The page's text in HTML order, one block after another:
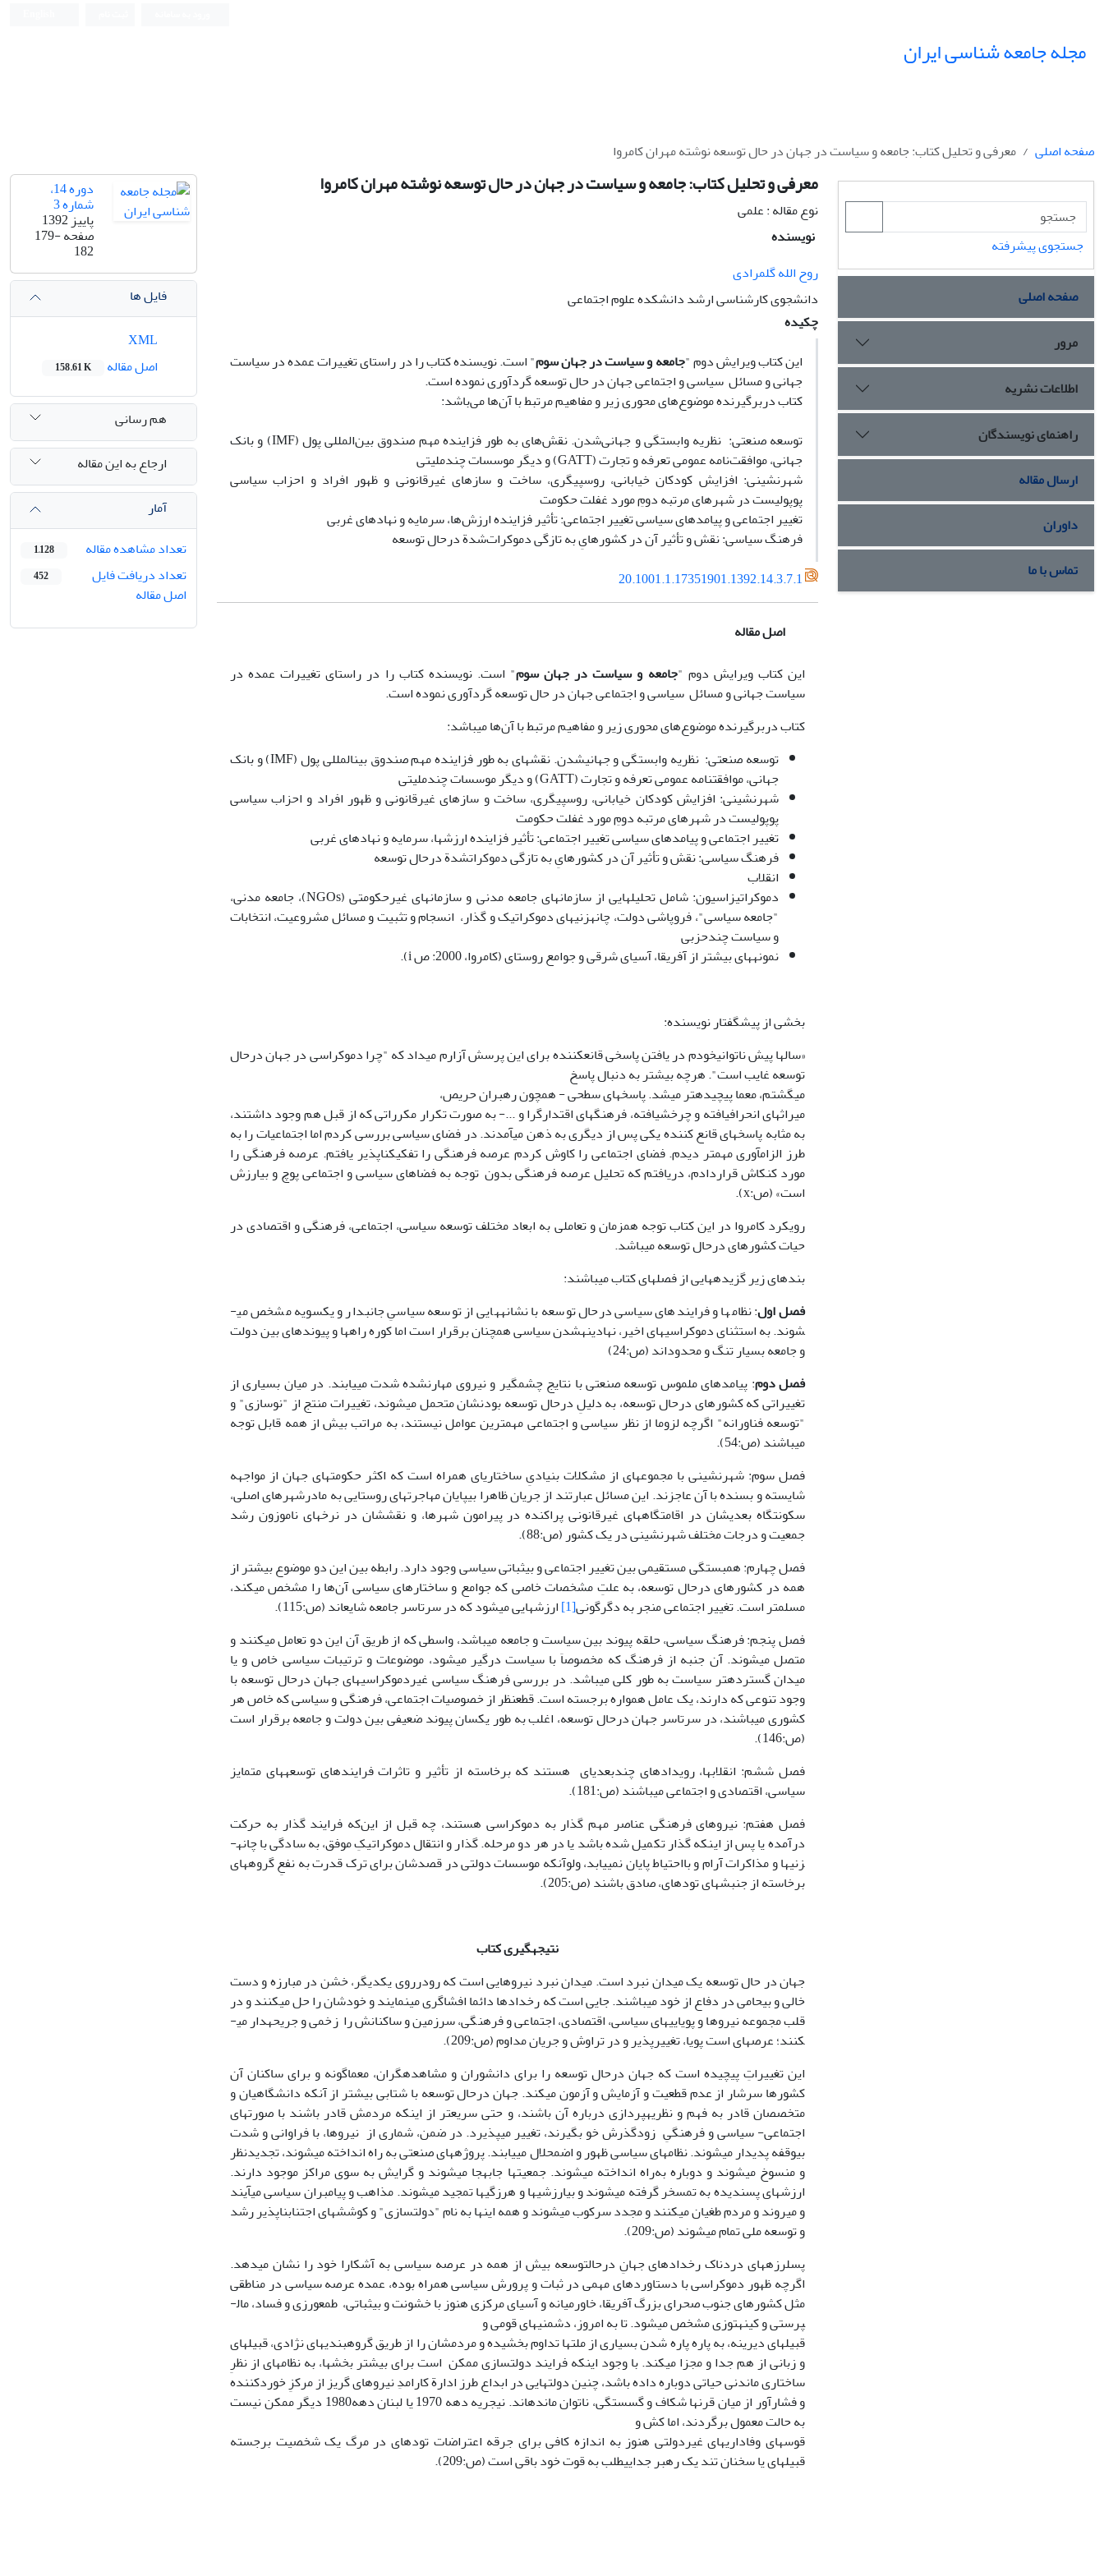
مجله جامعه شناسی ایران
صفحه اصلی معرفی و تحلیل کتاب: جامعه و سیاست در جهان در حال توسعه نوشته مهران کامروا
معرفی و تحلیل کتاب: جامعه و سیاست در جهان در حال توسعه نوشته مهران کامروا
نوع مقاله : علمی
نویسنده
روح الله گلمرادی
دانشجوی کارشناسی ارشد دانشکده علوم اجتماعی
چکیده
این کتاب ویرایش دوم "جامعه و سیاست در جهان سوم" است. نویسنده کتاب را در راستای تغییرات عمده در سیاست‌
جهانی و مسائل سیاسی و اجتماعی جهان در حال توسعه گردآوری نموده است.
کتاب دربرگیرنده موضوع‌های محوری زیر و مفاهیم مرتبط با آن‌ها می‌باشد:
توسعه صنعتی: نظریه وابستگی و جهانی‌شدن. نقش‌های به طور فزاینده مهم صندوق بین‌المللی پول (IMF) و بانک
جهانی، موافقت‌نامه عمومی تعرفه و تجارت (GATT) و دیگر موسسات چندملیتی
شهرنشینی: افزایش کودکان خیابانی، روسپیگری، ساخت و سازهای غیرقانونی و ظهور افراد و احزاب سیاسی
پوپولیست در شهرهای مرتبه دومِ مورد غفلت حکومت
تغییر اجتماعی و پیامدهای سیاسی تغییر اجتماعی: تأثیر فزاینده ارزش‌ها، سرمایه و نهادهای غربی
فرهنگ سیاسی: نقش و تأثیر آن در کشورهایِ به تازگی دموکرات‌شدة درحال توسعه
20.1001.1.17351901.1392.14.3.7.1
اصل مقاله
این کتاب ویرایش دوم "جامعه و سیاست در جهان سوم" است. نویسنده کتاب را در راستای تغییرات عمده در
سیاست­ جهانی و مسائل سیاسی و اجتماعی جهان در حال توسعه گردآوری نموده است.
کتاب دربرگیرنده موضوع‌های محوری زیر و مفاهیم مرتبط با آن‌ها می­باشد:
توسعه صنعتی: نظریه وابستگی و جهانی­شدن. نقش­های به طور فزاینده مهم صندوق بین­المللی پول (IMF) و بانک
جهانی، موافقت­نامه عمومی تعرفه و تجارت (GATT) و دیگر موسسات چندملیتی
شهرنشینی: افزایش کودکان خیابانی، روسپیگری، ساخت و سازهای غیرقانونی و ظهور افراد و احزاب سیاسی
پوپولیست در شهرهای مرتبه دومِ مورد غفلت حکومت
تغییر اجتماعی و پیامدهای سیاسی تغییر اجتماعی: تأثیر فزاینده ارزش­ها، سرمایه و نهادهای غربی
فرهنگ سیاسی: نقش و تأثیر آن در کشورهایِ به تازگی دموکرات­شدة درحال توسعه
انقلاب
دموکراتیزاسیون: شامل تحلیل­هایی از سازمان­های جامعه مدنی و سازمان­های غیرحکومتی (NGOs)، جامعه مدنی،
"جامعه سیاسی"، فروپاشی دولت، چانه­زنی­های دموکراتیک و گذار، انسجام و تثبیت و مسائل مشروعیت، انتخابات
و سیاست چندحزبی
نمونه­های بیشتر از آفریقا، آسیای شرقی و جوامع روستای (کامروا، 2000: ص i).
بخشی از پیشگفتار نویسنده:
«سال­ها پیش ناتوانی­خودم در یافتن پاسخی قانع­کننده­ برای این پرسش آزارم می­داد که "چرا دموکراسی در جهان درحال
توسعه غایب است". هرچه بیشتر به دنبال پاسخ
می­گشتم، معما پیچیده­تر می­شد. پاسخ­های سطحی - همچون رهبران حریص،
میراث­های انحراف­یافته و چرخش­یافته، فرهنگ­های اقتدارگرا و ...- به صورت تکرار مکرراتی که از قبل هم وجود داشتند،
به مثابه پاسخ­های قانع کننده یکی پس از دیگری به ذهن می­آمدند. در فضای سیاسی بررسی کردم اما اجتماعیات را به
طرز الزام­آوری مهم­تر دیدم. فضای اجتماعی را کاوش کردم عرصه فرهنگی را تفکیک­ناپذیر یافتم. عرصه فرهنگی را
مورد کنکاش قراردادم، دریافتم که تحلیل عرصه فرهنگی بدون توجه به فضاهای سیاسی و اجتماعی پوچ و بی­ارزش
است» (ص:x).
رویکرد کامروا در این کتاب توجه همزمان و تعاملی به ابعاد مختلف توسعه سیاسی، اجتماعی، فرهنگی و اقتصادی در
حیات کشورهای درحال توسعه می­باشد.­
بندهای زیر گزیده­هایی از فصل­های کتاب می­باشند:
فصل اول: نظام­ها و فرایندهای سیاسی درحال توسعه با نشانه­هایی از توسعه سیاسیِ جانب­دار و یک­­سویه مشخص می­
شوند. به استثنای دموکراسی­های اخیر، نهادینه­شدن سیاسی همچنان برقرار است اما کوره راه­­ها و پیوندهای بین دولت
و جامعه بسیار تنگ و محدوداند (ص:24)
فصل دوم: پیامدهای ملموس توسعه صنعتی با نتایج چشمگیر و نیروی مهارنشده شدت می­یابند. در میان بسیاری از
تغییراتی که کشورهای درحال توسعه، به دلیلِ درحال توسعه بودن­شان متحمل می­شوند، تغییرات منتج از "نوسازی" و
"توسعه فناورانه" اگرچه لزوما از نظر سیاسی و اجتماعی مهمترین عوامل نیستند، به مراتب بیش از همه قابل توجه
می­باشند (ص:54).
فصل سوم: شهرنشینی با مجموعه­ای از مشکلات بنیادیِ ساختاری­ای همراه است که اکثر حکومت­های جهان از مواجهه
شایسته و بسنده با آن عاجزند. این مسائل عبارتند از جریان ظاهرا بی­پایان مهاجرت­های روستایی به مادرشهرهای اصلی،
سکونت­گاه بعدی­شان در اقامت­گاه­های غیرقانونی پراکنده در پیرامون شهرها، و نقش­شان در نرخ­های ناموزون رشد
جمعیت و درجات مختلف شهرنشینی در یک کشور (ص:88).
فصل چهارم: همبستگی مستقیمی بین تغییر اجتماعی و بی­ثباتی سیاسی وجود دارد. رابطه بین این دو موضوع بیشتر از
همه در کشورهای درحال توسعه، به علتِ مشخصات خاصی که جوامع و ساختارهای سیاسی آن‌ها را مشخص می­کند،
مسلم­تر است. تغییر اجتماعی منجر به دگرگونی[1] ارزش­هایی می­شود که در سرتاسر جامعه شایع­اند (ص:115).
فصل پنجم: فرهنگ سیاسی، حلقه پیوند بین سیاست و جامعه می­باشد، واسطی که از طریق آن این دو تعامل می­کنند و
متصل می­شوند. آن جنبه از فرهنگ که مخصوصاَ با سیاست درگیر می­شود، موضوعات و ترتیبات سیاسی خاص و یا
میدان گسترده­تر سیاست به طور کلی می­باشد. در بررسی فرهنگ سیاسی غیردموکراسی­های جهان درحال توسعه با
وجود تنوعی که دارند، یک عامل همواره برجسته است. قطع­نظر از خصوصیات اجتماعی، فرهنگی و سیاسی که خاص هر
کشوری می­باشند، در سرتاسر جهان درحال توسعه، اغلب به طور یک­سان پیوند ضعیفی بین دولت و جامعه برقرار است
(ص:146).
فصل ششم: انقلاب­ها، رویدادهای چندبعدی­ای هستند که برخاسته از تأثیر و تاثرات فرایندهای توسعه­های متمایز
سیاسی، اقتصادی و اجتماعی می­باشند (ص:181).
فصل هفتم: نیروهای فرهنگی عناصر مهم گذار به دموکراسی هستند، چه قبل از این‌که فرایند گذار به حرکت
درآمده یا پس از اینکه گذار تکمیل شده باشد یا در هر دو مرحله. گذار و انتقال دموکراتیکِ موفق، به سادگی با چانه­
زنی­ها و مذاکرات آرام و بااحتیاط پایان نمی­یابد، ولوآن­که موسسات دولتی در قصدشان برای ترک قدرت به نفعِ گروه­های
برخاسته از جنبش­های توده­ای، صادق ­باشند (ص:205).­
نتیجه­­گیری کتاب
جهان در حال توسعه یک میدان نبرد است. میدان نبرد نیروهایی است که رودرروی یکدیگر، خشن در مبارزه و دست
خالی و بی­حامی در دفاع از خود می­باشند. جایی است که رخ­دادها دائما افشاگری می­نمایند و خودشان را حل می­کنند و در
قلب مجموعه نیروها و پویایی­های سیاسی، اقتصادی، اجتماعی و فرهنگی، سرزمین و ساکنانش را زخمی و جریحه­دار می­
کنند؛ عرصه­ای است پویا، تغییرپذیر و در تراوش و جریان مداوم (ص:209).
این تغییراتِ پیچیده است که جهان درحال توسعه را برای دانشوران و مشاهده­گران، معماگونه و برای ساکنان آن
کشورها سرشار از عدم قطعیت و آزمایش و آزمون می­کند. جهان درحال توسعه با شتابی بیشتر از آن­که دانشگاهیان و
متخصصان قادر به فهم و نظریه­پردازی درباره آن باشند، و حتی سریع­تر از این­که مردمش قادر باشند با صورت­های
اجتماعی- سیاسی و فرهنگیِ زودگذرش خو بگیرند، تغییر می­پذیرد. در ضمن، شماری از نیروها، با فراوانی و شدت
بی­وقفه پدیدار می­شوند. نظام­های سیاسی ظهور و اضمحلال می­یابند. پروژه­های صنعتی به راه انداخته می­شوند، تجدیدنظر
و منسوخ می­شوند و دوباره به‌راه انداخته می­شوند. جمعیت­ها جابه­جا می­شوند و گرایش به سوی مراکز موجود دارند.
ارزش­های پسندیده به تمسخر گرفته می­شوند و بی­ارزشی­ها و هرزگی­ها تمجید می­شوند. مذاهب و پیامبران سیاسی می­آیند
و می­روند و مردم طغیان می­کنند و مجدد سرکوب می­شوند و همه این­ها به نام "دولت­سازی" و کوشش­های اجتناب­ناپذیر رشد
و توسعه ملی تمام می­شوند (ص:209).
پس­لرزه­های دردناک رخ­دادهای جهانِ درحال­توسعه بیش از همه در عرصه سیاسی به آشکارا خود را نشان می­دهد.
اگرچه ظهور دموکراسی با دستاوردهای مهمی در ثبات و پرورش سیاسی همراه بوده، عمده عرصه سیاسی در مناطقی
مثل کشورهای جنوب صحرای بزرگ آفریقا، خاورمیانه و آسیای مرکزی هنوز با خشونت و بی­ثباتی، طمع­ورزی و فساد، مال­
پرستی و کینه­توزی مشخص می­شود. تا به امروز، دشمنی­های قومی و
قبیله­ای دیرینه، به پاره پاره شدن بسیاری از ملت­ها تداوم بخشیده و مردم­شان را از طریق گروه­بندی­های نژادی، قبیله­ای
و زبانی از هم جدا و مجزا می­کند. با وجود این­که فرایند دولت­سازی ممکن است برای بیشتر بخش­ها، به نظام­های از نظرِ
ساختاری ماندنی حیاتی دوباره داده باشد، چنین دولت­هایی در ابداع طرز ادارة کارامدِ نیروهای گریز از مرکزِ خوردکننده
و فشارآور از میان قرن­ها شکاف و گسستگی، ناتوان مانده­اند. نیجریه دهه 1970 یا لبنان دهه1980 دیگر ممکن نیست
به حالت معمول برگردند، اما کش و
قوس­های وفاداری­های غیردولتی هنوز به اندازه کافی برای جرقه اعتراضات توده­ای در مرگ یک شخصیت برجسته
قبیله­ای یا سخنان تند یک رهبر جدایی­طلب به قوت خود باقی است (ص:209).
دوره 14،
شماره 3
پاییز 1392
صفحه179-
182
فایل ها
اصل مقاله
158.61 K
هم رسانی
ارجاع به این مقاله
آمار
تعداد مشاهده مقاله
1,128
تعداد دریافت فایل
اصل مقاله
452
جستجوی پیشرفته
صفحه اصلی
مرور
اطلاعات نشریه
راهنمای نویسندگان
ارسال مقاله
داوران
تماس با ما